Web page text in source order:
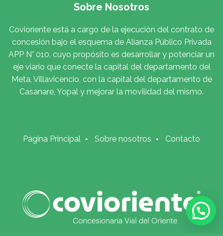
Sobre Nosotros
Covioriente está a cargo de la ejecución del contrato de
concesión bajo el esquema de Alianza Público Privada
APP N° 010, cuyo propósito es desarrollar y potenciar un
eje viario que conecte la capital del departamento del
Meta, Villavicencio, con la capital del departamento de
Casanare, Yopal y mejorar la movilidad del mismo.
Página Principal Sobre nosotros Contacto